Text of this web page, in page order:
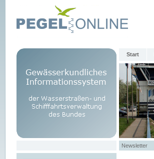
Start
Newsletter